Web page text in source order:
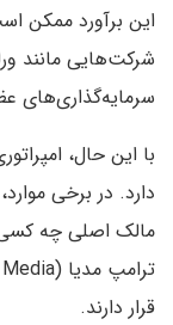
این برآورد ممکن
شرکت‌هایی مانند
سرمایه‌گذاری‌های
با این حال،
دارد. در برخی
مالک اصلی چه
قرار دارند.